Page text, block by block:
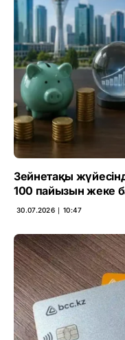
Зейнетақы
100 пайызын жеке
30.07.2026 ∣ 10:47